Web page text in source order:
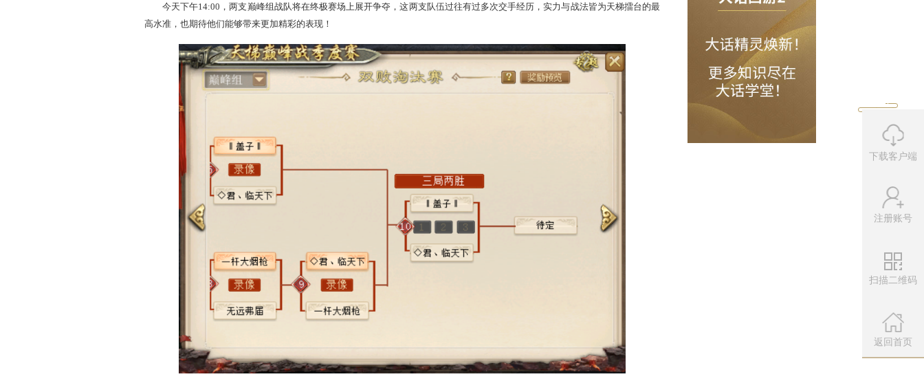
今天下午14:00，两支巅峰组战队将在终极赛场上展开争夺，这两支队伍过往有过多次交手经历，实力与战法皆为天梯擂台的最
高水准，也期待他们能够带来更加精彩的表现！
下载客户端
注册账号
扫描二维码
微信公
扫描左侧二
返回首页